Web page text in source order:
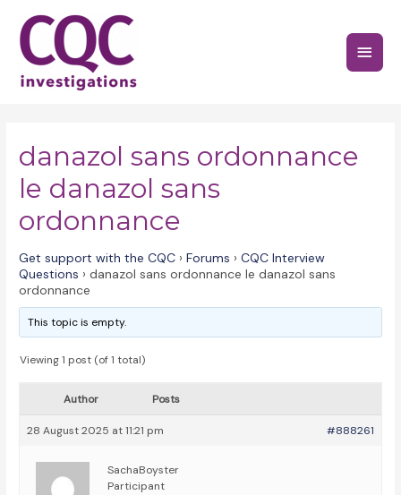
content
Main
danazol sans ordonnance
le danazol sans
ordonnance
Get support with the CQC › Forums › CQC Interview
Questions › danazol sans ordonnance le danazol sans
ordonnance
This topic is empty.
Viewing 1 post (of 1 total)
Author Posts
28 August 2025 at 11:21 pm #888261
SachaBoyster
Participant